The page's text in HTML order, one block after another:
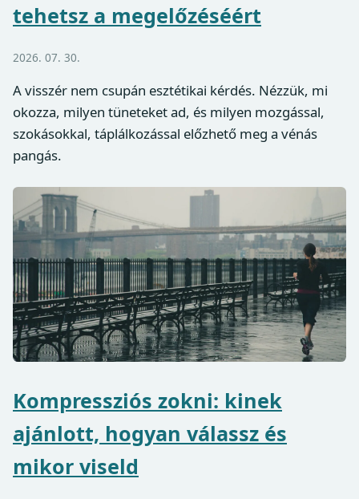
tehetsz a megelőzéséért
2026. 07. 30.
A visszér nem csupán esztétikai kérdés. Nézzük, mi
okozza, milyen tüneteket ad, és milyen mozgással,
szokásokkal, táplálkozással előzhető meg a vénás
pangás.
Kompressziós zokni: kinek
ajánlott, hogyan válassz és
mikor viseld